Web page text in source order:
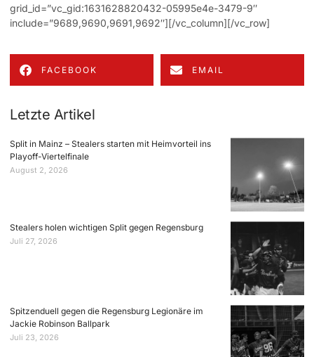
grid_id=”vc_gid:1631628820432-05995e4e-3479-9″
include=”9689,9690,9691,9692″][/vc_column][/vc_row]
FACEBOOK EMAIL
Letzte Artikel
Split in Mainz – Stealers starten mit Heimvorteil ins
Playoff-Viertelfinale
August 2, 2026
Stealers holen wichtigen Split gegen Regensburg
Juli 27, 2026
Spitzenduell gegen die Regensburg Legionäre im
Jackie Robinson Ballpark
Juli 23, 2026